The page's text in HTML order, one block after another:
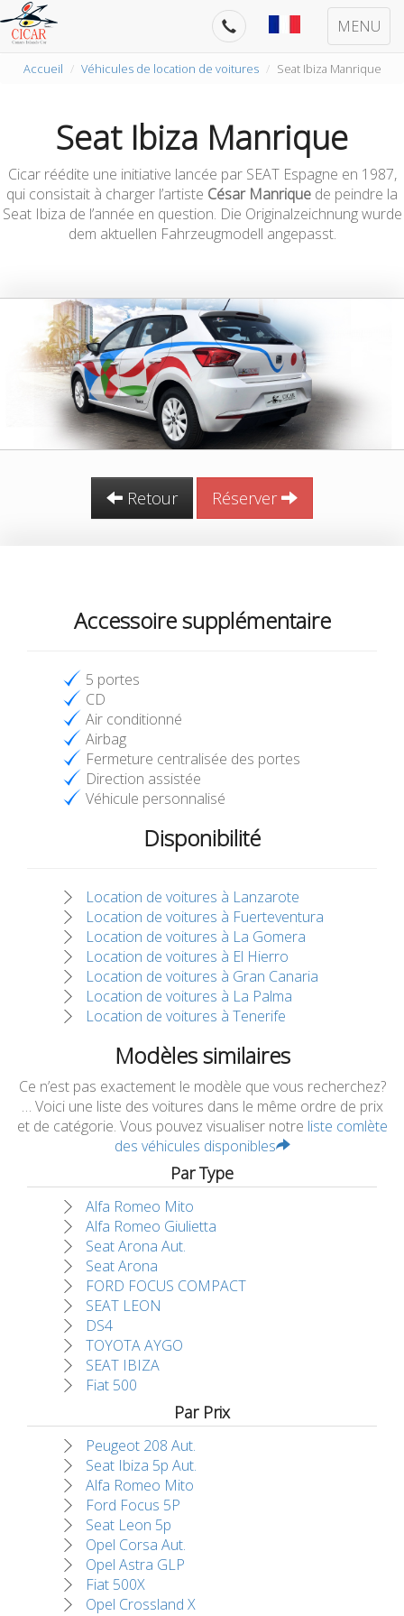
MENU
Accueil Véhicules de location de voitures Seat Ibiza Manrique
Seat Ibiza Manrique
Cicar réédite une initiative lancée par SEAT Espagne en 1987,
qui consistait à charger l’artiste César Manrique de peindre la
Seat Ibiza de l’année en question. Die Originalzeichnung wurde
dem aktuellen Fahrzeugmodell angepasst.
Retour Réserver
Accessoire supplémentaire
5 portes
CD
Air conditionné
Airbag
Fermeture centralisée des portes
Direction assistée
Véhicule personnalisé
Disponibilité
Location de voitures à Lanzarote
Location de voitures à Fuerteventura
Location de voitures à La Gomera
Location de voitures à El Hierro
Location de voitures à Gran Canaria
Location de voitures à La Palma
Location de voitures à Tenerife
Modèles similaires
Ce n’est pas exactement le modèle que vous recherchez?
… Voici une liste des voitures dans le même ordre de prix
et de catégorie. Vous pouvez visualiser notre liste comlète
des véhicules disponibles
Par Type
Alfa Romeo Mito
Alfa Romeo Giulietta
Seat Arona Aut.
Seat Arona
FORD FOCUS COMPACT
SEAT LEON
DS4
TOYOTA AYGO
SEAT IBIZA
Fiat 500
Par Prix
Peugeot 208 Aut.
Seat Ibiza 5p Aut.
Alfa Romeo Mito
Ford Focus 5P
Seat Leon 5p
Opel Corsa Aut.
Opel Astra GLP
Fiat 500X
Opel Crossland X